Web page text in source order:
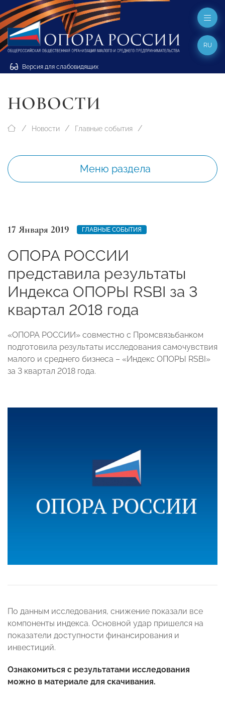
Версия для слабовидящих
RU
НОВОСТИ
Новости Главные события
Меню раздела
17 Января 2019 ГЛАВНЫЕ СОБЫТИЯ
ОПОРА РОССИИ
представила результаты
Индекса ОПОРЫ RSBI за 3
квартал 2018 года
«ОПОРА РОССИИ» совместно с Промсвязьбанком
подготовила результаты исследования самочувствия
малого и среднего бизнеса – «Индекс ОПОРЫ RSBI»
за 3 квартал 2018 года.
По данным исследования, снижение показали все
компоненты индекса. Основной удар пришелся на
показатели доступности финансирования и
инвестиций.
Ознакомиться с результатами исследования
можно в материале для скачивания.